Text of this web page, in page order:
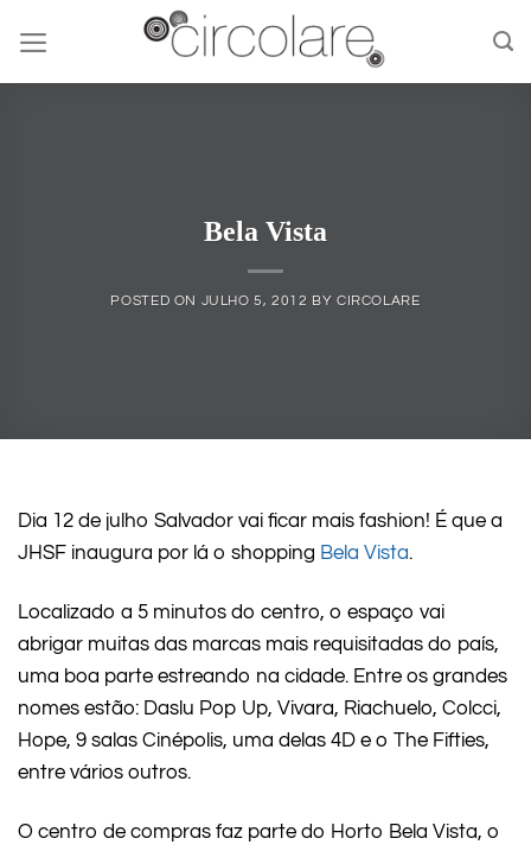
content
Bela Vista
POSTED ON JULHO 5, 2012 BY CIRCOLARE
Dia 12 de julho Salvador vai ficar mais fashion! É que a
JHSF inaugura por lá o shopping Bela Vista.
Localizado a 5 minutos do centro, o espaço vai
abrigar muitas das marcas mais requisitadas do país,
uma boa parte estreando na cidade. Entre os grandes
nomes estão: Daslu Pop Up, Vivara, Riachuelo, Colcci,
Hope, 9 salas Cinépolis, uma delas 4D e o The Fifties,
entre vários outros.
O centro de compras faz parte do Horto Bela Vista, o